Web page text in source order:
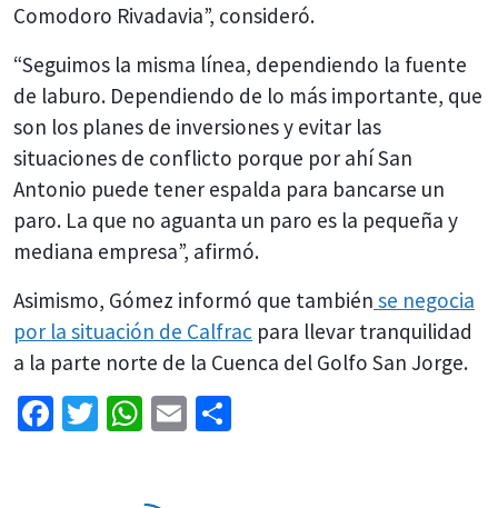
Comodoro Rivadavia”, consideró.
“Seguimos la misma línea, dependiendo la fuente
de laburo. Dependiendo de lo más importante, que
son los planes de inversiones y evitar las
situaciones de conflicto porque por ahí San
Antonio puede tener espalda para bancarse un
paro. La que no aguanta un paro es la pequeña y
mediana empresa”, afirmó.
Asimismo, Gómez informó que también se negocia
por la situación de Calfrac para llevar tranquilidad
a la parte norte de la Cuenca del Golfo San Jorge.
Facebook
Twitter
WhatsApp
Email